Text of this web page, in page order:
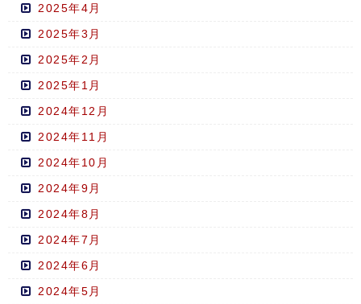
2025年4月
2025年3月
2025年2月
2025年1月
2024年12月
2024年11月
2024年10月
2024年9月
2024年8月
2024年7月
2024年6月
2024年5月